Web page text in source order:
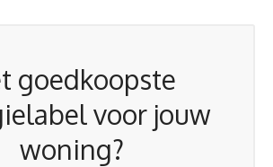
goedkoopste
voor jouw
woning?